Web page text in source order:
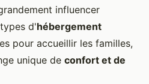
influencer
d'hébergement
pour accueillir les familles,
unique de confort et de